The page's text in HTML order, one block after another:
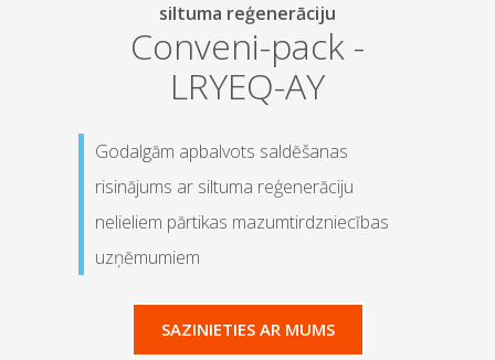
siltuma reģenerāciju
Conveni-pack -
LRYEQ-AY
Godalgām apbalvots saldēšanas
risinājums ar siltuma reģenerāciju
nelieliem pārtikas mazumtirdzniecības
uzņēmumiem
SAZINIETIES AR MUMS